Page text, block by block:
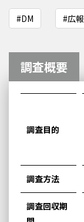
#DM #広報
調査概要
調査目的
調査方法
調査回収期